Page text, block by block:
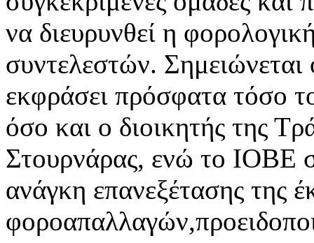
να διευρυνθεί η
συντελεστών. Σημειώνεται
εκφράσει πρόσφατα τόσο
όσο και ο διοικητής της
Στουρνάρας, ενώ το ΙΟΒΕ
ανάγκη επανεξέτασης της